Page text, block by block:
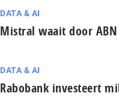
DATA & AI
Mistral waait door
DATA & AI
Rabobank investeert